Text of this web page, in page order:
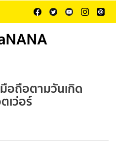
อถือตามวันเกิด
เว่อร์